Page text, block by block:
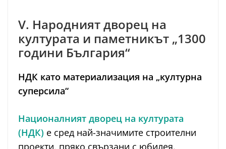
V. Народният дворец на
културата и паметникът „1300
години България“
НДК като материализация на „културна
суперсила“
Националният дворец на културата
(НДК) е сред най-значимите строителни
проекти, пряко свързани с юбилея.